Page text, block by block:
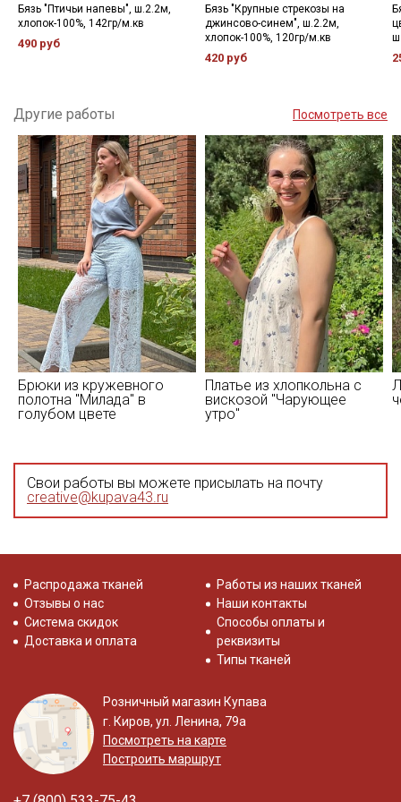
Бязь "Птичьи напевы", ш.2.2м,
хлопок-100%, 142гр/м.кв
490 руб
Бязь "Крупные стрекозы на
джинсово-синем", ш.2.2м,
хлопок-100%, 120гр/м.кв
420 руб
Другие работы Посмотреть все
Брюки из кружевного
полотна "Милада" в
голубом цвете
Платье из хлопкольна с
вискозой "Чарующее
утро"
Свои работы вы можете присылать на почту
creative@kupava43.ru
Распродажа тканей
Отзывы о нас
Система скидок
Доставка и оплата
Работы из наших тканей
Наши контакты
Способы оплаты и
реквизиты
Типы тканей
Розничный магазин Купава
г. Киров, ул. Ленина, 79а
Посмотреть на карте
Построить маршрут